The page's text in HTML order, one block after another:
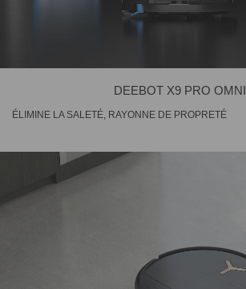
DEEBOT X9 PRO OMNI
ÉLIMINE LA SALETÉ, RAYONNE DE PROPRETÉ